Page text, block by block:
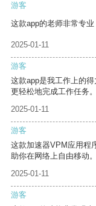
游客
这款app的老师非常专
2025-01-11
游客
这款app是我工作上的
更轻松地完成工作任务。
2025-01-11
游客
这款加速器VPM应用程
助你在网络上自由移动。
2025-01-11
游客